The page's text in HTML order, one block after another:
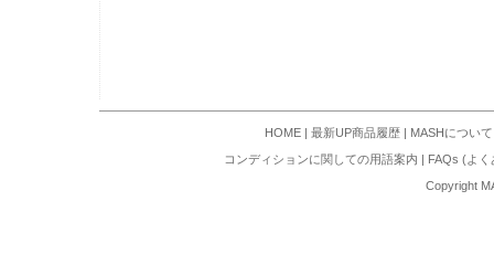
HOME | 最新UP商品履歴 | MASHについて
コンディションに関しての用語案内 | FAQs (よ
Copyright